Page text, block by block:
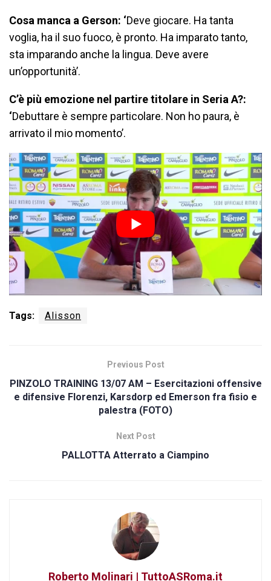
Cosa manca a Gerson: ‘Deve giocare. Ha tanta
voglia, ha il suo fuoco, è pronto. Ha imparato tanto,
sta imparando anche la lingua. Deve avere
un’opportunità’.
C’è più emozione nel partire titolare in Seria A?:
‘Debuttare è sempre particolare. Non ho paura, è
arrivato il mio momento’.
Tags: Alisson
Previous Post
PINZOLO TRAINING 13/07 AM – Esercitazioni offensive
e difensive Florenzi, Karsdorp ed Emerson fra fisio e
palestra (FOTO)
Next Post
PALLOTTA Atterrato a Ciampino
Roberto Molinari | TuttoASRoma.it